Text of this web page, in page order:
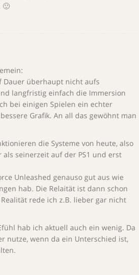
🙂
Dauer überhaupt nicht aufs
langfristig einfach die Immersion
bei einigen Spielen ein echter
Grafik. An all das gewöhnt man
die Systeme von heute, also
seinerzeit auf der PS1 und erst
Unleashed genauso gut aus wie
hab. Die Relaität ist dann schon
rede ich z.B. lieber gar nicht
hab ich aktuell auch ein wenig. Da
nutze, wenn da ein Unterschied ist,